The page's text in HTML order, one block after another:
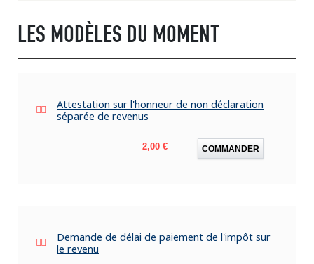
LES MODÈLES DU MOMENT
Attestation sur l'honneur de non déclaration
séparée de revenus
Prix
2,00 € COMMANDER
Demande de délai de paiement de l'impôt sur
le revenu